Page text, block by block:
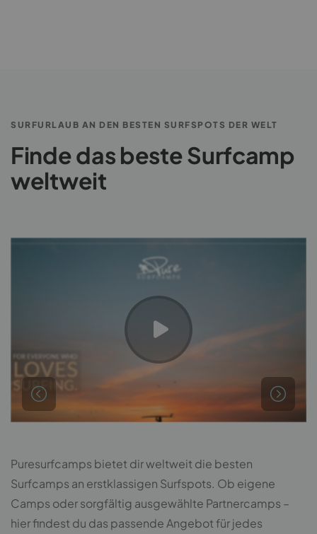
SURFURLAUB AN DEN BESTEN SURFSPOTS DER WELT
Finde das beste Surfcamp
weltweit
Puresurfcamps bietet dir weltweit die besten
Surfcamps an erstklassigen Surfspots. Ob eigene
Camps oder sorgfältig ausgewählte Partnercamps –
hier findest du das passende Angebot für jedes